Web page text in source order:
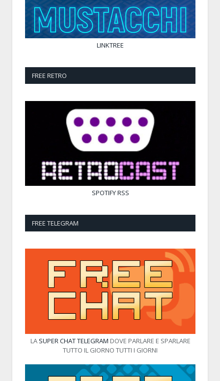
LINKTREE
FREE RETRO
SPOTIFYRSS
FREE TELEGRAM
LA SUPER CHAT TELEGRAM DOVE PARLARE E SPARLARE
TUTTO IL GIORNO TUTTI I GIORNI